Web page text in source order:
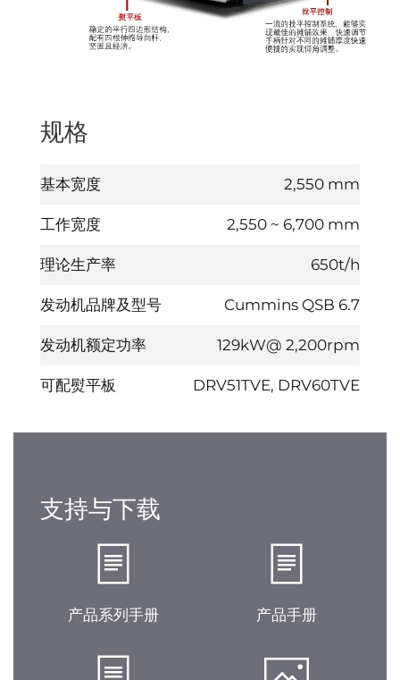
规格
基本宽度 2,550 mm
工作宽度 2,550 ~ 6,700 mm
理论生产率 650t/h
发动机品牌及型号 Cummins QSB 6.7
发动机额定功率 129kW@ 2,200rpm
可配熨平板 DRV51TVE, DRV60TVE
支持与下载
产品系列手册 产品手册